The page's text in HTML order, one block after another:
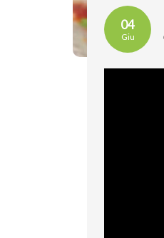
04
Giu